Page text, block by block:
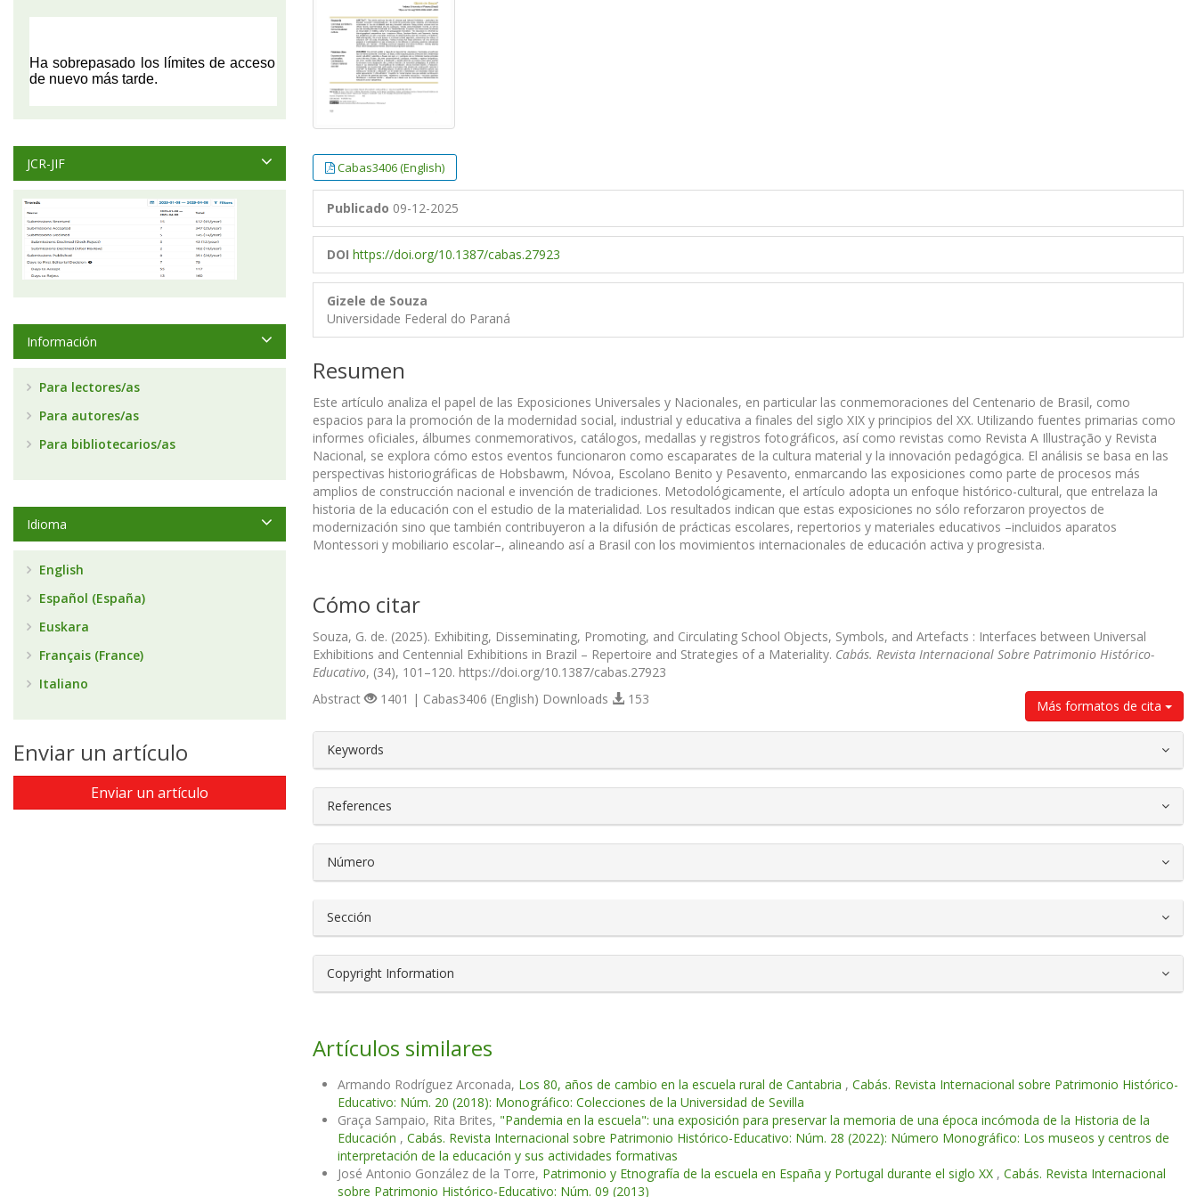
Cabas3406 (English)
Publicado 09-12-2025
DOI https://doi.org/10.1387/cabas.27923
Gizele de Souza
Universidade Federal do Paraná
Resumen
Este artículo analiza el papel de las Exposiciones Universales y Nacionales, en particular las conmemoraciones del Centenario de Brasil, como
espacios para la promoción de la modernidad social, industrial y educativa a finales del siglo XIX y principios del XX. Utilizando fuentes primarias como
informes oficiales, álbumes conmemorativos, catálogos, medallas y registros fotográficos, así como revistas como Revista A Illustração y Revista
Nacional, se explora cómo estos eventos funcionaron como escaparates de la cultura material y la innovación pedagógica. El análisis se basa en las
perspectivas historiográficas de Hobsbawm, Nóvoa, Escolano Benito y Pesavento, enmarcando las exposiciones como parte de procesos más
amplios de construcción nacional e invención de tradiciones. Metodológicamente, el artículo adopta un enfoque histórico-cultural, que entrelaza la
historia de la educación con el estudio de la materialidad. Los resultados indican que estas exposiciones no sólo reforzaron proyectos de
modernización sino que también contribuyeron a la difusión de prácticas escolares, repertorios y materiales educativos –incluidos aparatos
Montessori y mobiliario escolar–, alineando así a Brasil con los movimientos internacionales de educación activa y progresista.
Cómo citar
Souza, G. de. (2025). Exhibiting, Disseminating, Promoting, and Circulating School Objects, Symbols, and Artefacts : Interfaces between Universal
Exhibitions and Centennial Exhibitions in Brazil – Repertoire and Strategies of a Materiality. Cabás. Revista Internacional Sobre Patrimonio Histórico-
Educativo, (34), 101–120. https://doi.org/10.1387/cabas.27923
Más formatos de cita
Abstract 1401 | Cabas3406 (English) Downloads 153
##plugins.themes.bootstrap3.article.details##
Keywords
References
Número
Sección
Copyright Information
Artículos similares
Armando Rodríguez Arconada, Los 80, años de cambio en la escuela rural de Cantabria , Cabás. Revista Internacional sobre Patrimonio Histórico-
Educativo: Núm. 20 (2018): Monográfico: Colecciones de la Universidad de Sevilla
Graça Sampaio, Rita Brites, "Pandemia en la escuela": una exposición para preservar la memoria de una época incómoda de la Historia de la
Educación , Cabás. Revista Internacional sobre Patrimonio Histórico-Educativo: Núm. 28 (2022): Número Monográfico: Los museos y centros de
interpretación de la educación y sus actividades formativas
José Antonio González de la Torre, Patrimonio y Etnografía de la escuela en España y Portugal durante el siglo XX , Cabás. Revista Internacional
sobre Patrimonio Histórico-Educativo: Núm. 09 (2013)
JCR-JIF
Información
Para lectores/as
Para autores/as
Para bibliotecarios/as
Idioma
English
Español (España)
Euskara
Français (France)
Italiano
Enviar un artículo
Enviar un artículo